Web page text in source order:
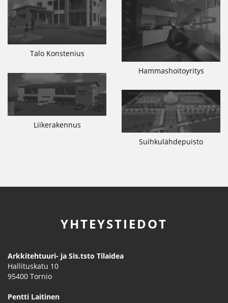
Talo Konstenius
Hammashoitoyritys
Liikerakennus
Suihkulähdepuisto
YHTEYSTIEDOT
Arkkitehtuuri- ja Sis.tsto Tilaidea
Hallituskatu 10
95400 Tornio
Pentti Laitinen